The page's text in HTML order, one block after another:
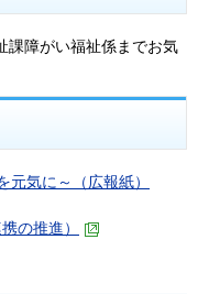
障がい福祉係までお気
気に～（広報紙）
の推進）